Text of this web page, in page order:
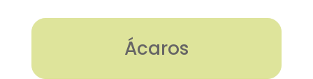
Ácaros